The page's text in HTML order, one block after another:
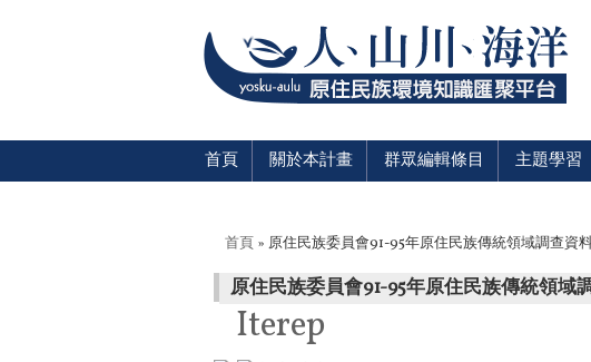
首頁 關於本計畫 群眾編輯條目 主題學習
您在這裡
首頁 » 原住民族委員會91-95年原住民族傳統領域調查資
原住民族委員會91-95年原住民族傳統領域
Iterep